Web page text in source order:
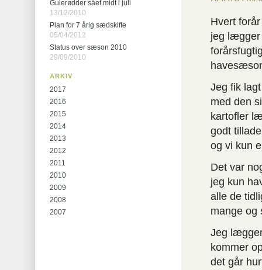
Hvert
jeg lægger
Jeg fik
med den
kartofler
godt
og vi kun
Det var
jeg kun
alle de
mange og
Jeg
kommer
det går
Gulerødder sået midt i juli
13/12/2010
Plan for 7 årig sædskifte
05/04/2012
Status over sæson 2010
29/09/2010
ARKIV
2017
2016
2015
2014
2013
2012
2011
2010
2009
2008
2007